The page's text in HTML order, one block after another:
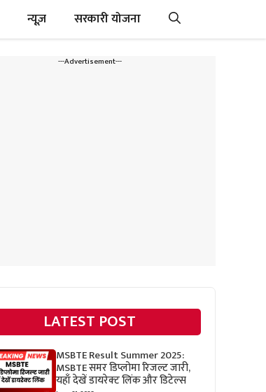
न्यूज़ सरकारी योजना
---Advertisement---
LATEST POST
MSBTE Result Summer 2025:
MSBTE समर डिप्लोमा रिजल्ट जारी,
यहाँ देखें डायरेक्ट लिंक और डिटेल्स